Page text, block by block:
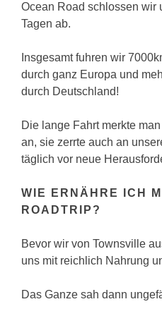
Ocean Road schlossen wir
Tagen ab.
Insgesamt fuhren wir
durch ganz Europa und
durch Deutschland!
Die lange Fahrt merkte
an, sie zerrte auch an
täglich vor neue
WIE ERNÄHRE ICH
ROADTRIP?
Bevor wir von Townsville
uns mit reichlich Nahrung
Das Ganze sah dann